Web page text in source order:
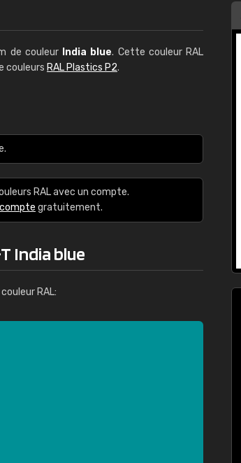
de couleur India blue. Cette couleur RAL
couleurs RAL Plastics P2.
RAL avec un compte.
gratuitement.
India blue
RAL:
RAL K7 à base d'eau
216 couleurs RAL Classic
5 x 15 cm, brillant